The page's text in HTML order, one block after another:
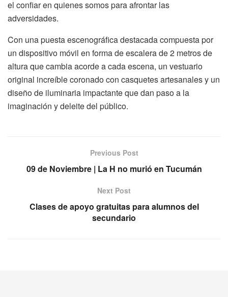
el confiar en quienes somos para afrontar las
adversidades.
Con una puesta escenográfica destacada compuesta por
un dispositivo móvil en forma de escalera de 2 metros de
altura que cambia acorde a cada escena, un vestuario
original increíble coronado con casquetes artesanales y un
diseño de iluminaria impactante que dan paso a la
imaginación y deleite del público.
Previous Post
09 de Noviembre | La H no murió en Tucumán
Next Post
Clases de apoyo gratuitas para alumnos del
secundario